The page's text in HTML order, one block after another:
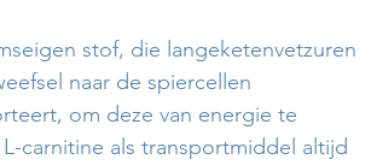
stof, die langeketenvetzuren
naar de spiercellen
om deze van energie te
carnitine als transportmiddel altijd